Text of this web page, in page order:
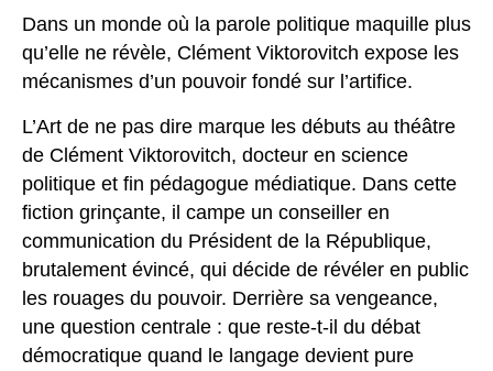
Dans un monde où la parole politique maquille plus
qu’elle ne révèle, Clément Viktorovitch expose les
mécanismes d’un pouvoir fondé sur l’artifice.
L’Art de ne pas dire marque les débuts au théâtre
de Clément Viktorovitch, docteur en science
politique et fin pédagogue médiatique. Dans cette
fiction grinçante, il campe un conseiller en
communication du Président de la République,
brutalement évincé, qui décide de révéler en public
les rouages du pouvoir. Derrière sa vengeance,
une question centrale : que reste-t-il du débat
démocratique quand le langage devient pure